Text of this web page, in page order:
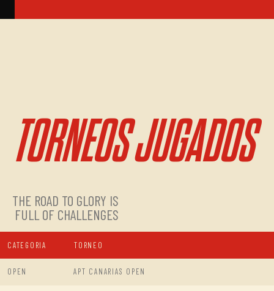
TORNEOS JUGADOS
THE ROAD TO GLORY IS
FULL OF CHALLENGES
CATEGORIA TORNEO
OPEN APT CANARIAS OPEN